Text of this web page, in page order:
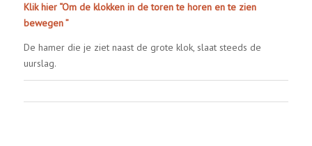
Klik hier “Om de klokken in de toren te horen en te zien
bewegen ”
De hamer die je ziet naast de grote klok, slaat steeds de
uurslag.